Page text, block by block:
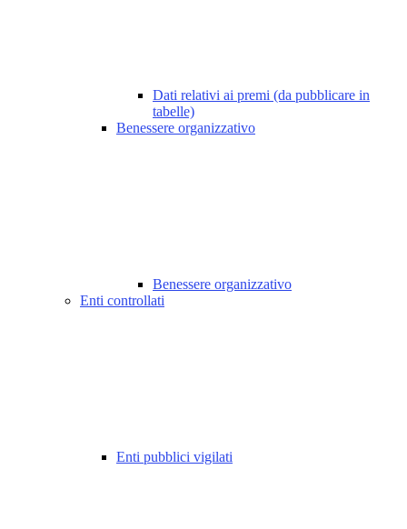
Dati relativi ai premi (da pubblicare in
tabelle)
Benessere organizzativo
Benessere organizzativo
Enti controllati
Enti pubblici vigilati